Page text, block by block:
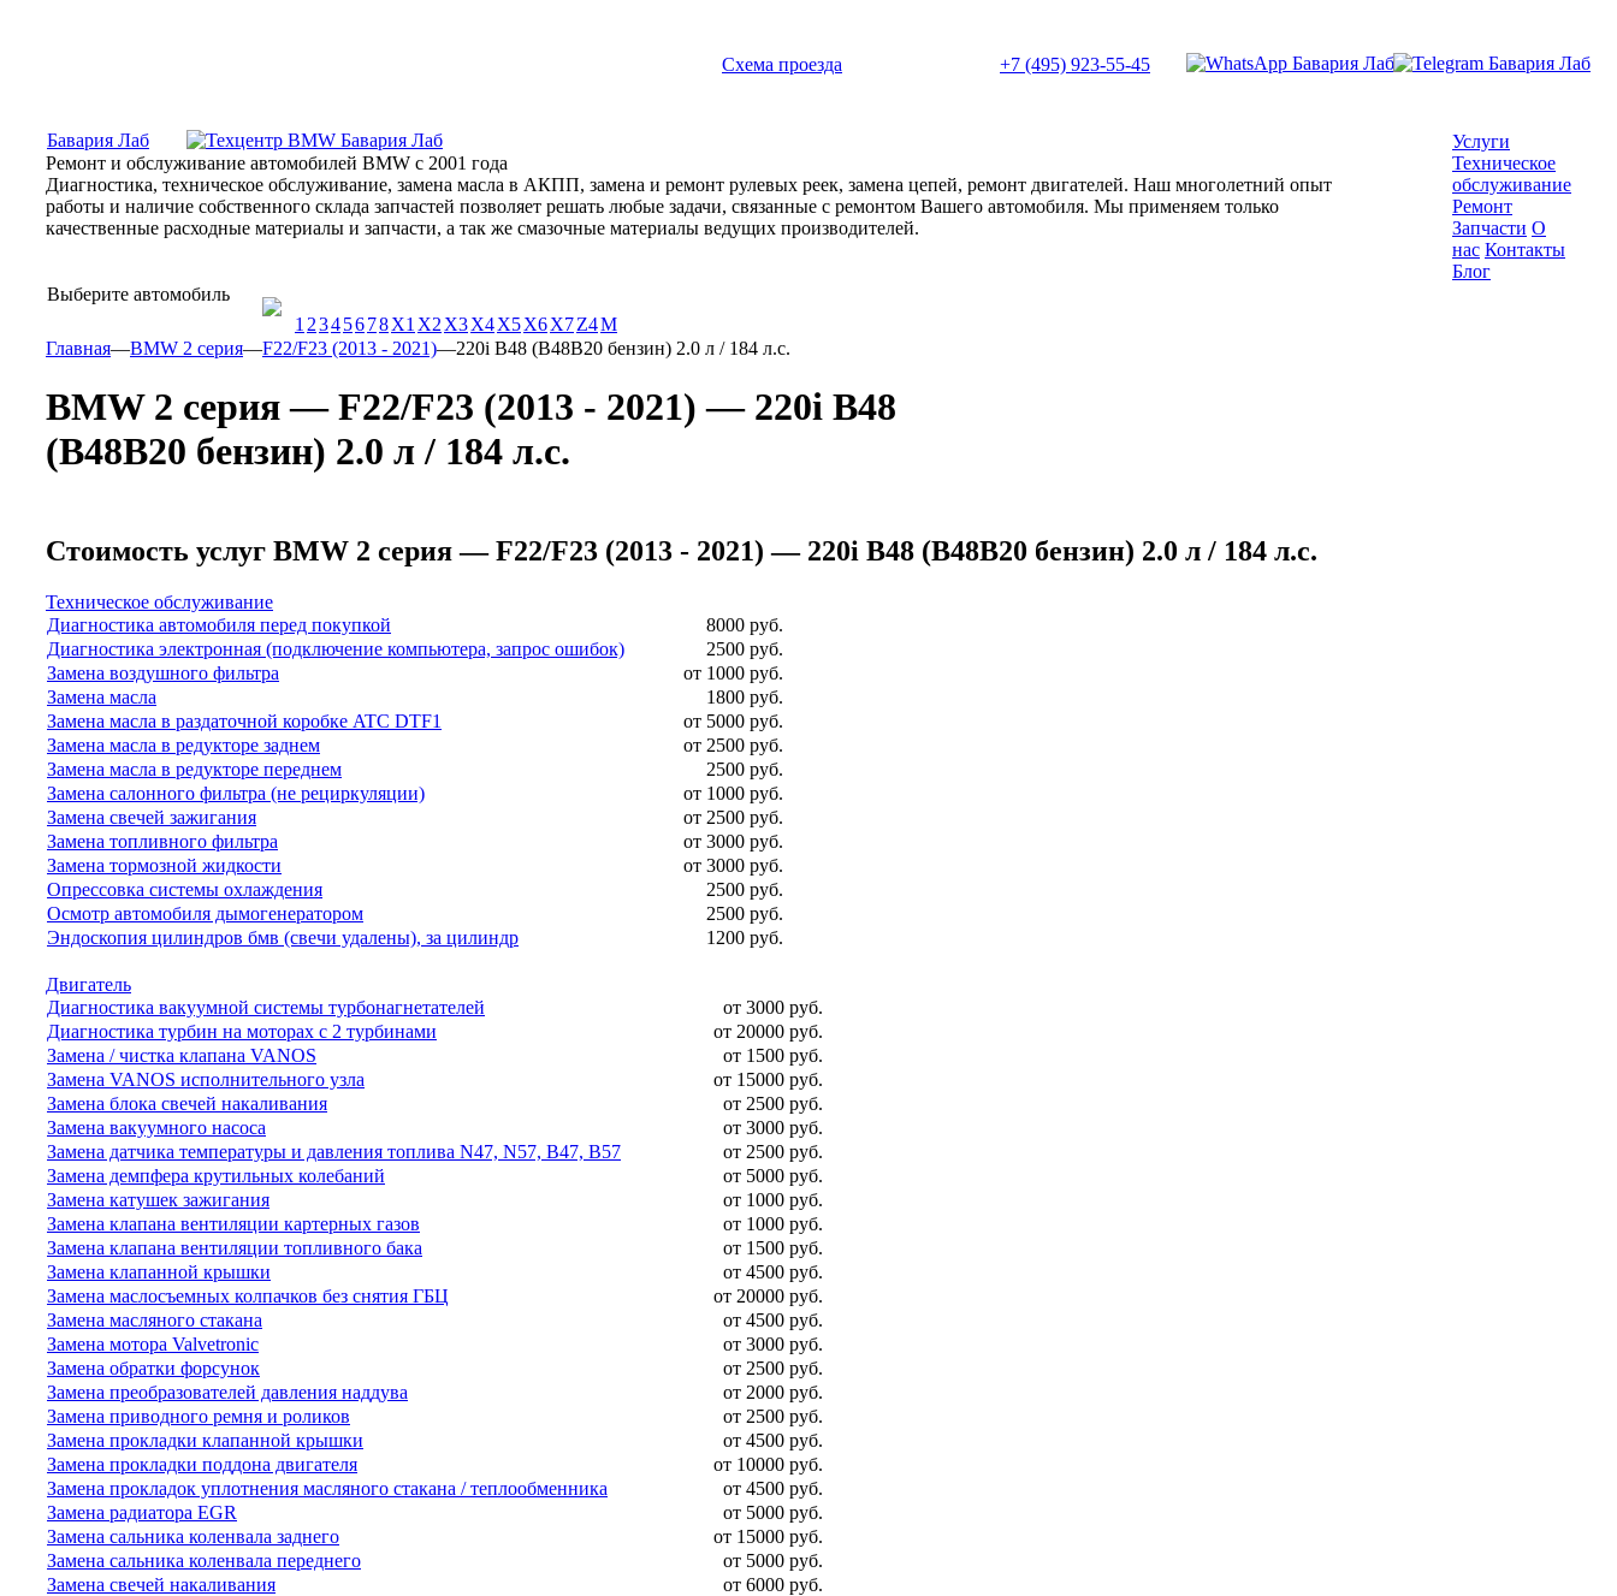
Схема проезда +7 (495) 923-55-45
Бавария Лаб
Ремонт и обслуживание автомобилей BMW с 2001 года
Диагностика, техническое обслуживание, замена масла в АКПП, замена и ремонт рулевых реек, замена цепей, ремонт двигателей. Наш многолетний опыт
работы и наличие собственного склада запчастей позволяет решать любые задачи, связанные с ремонтом Вашего автомобиля. Мы применяем только
качественные расходные материалы и запчасти, а так же смазочные материалы ведущих производителей.
Услуги
Техническое
обслуживание
Ремонт
Запчасти О
нас Контакты
Блог
Выберите автомобиль
1 2345678X1 X2 X3X4X5X6X7Z4М
Главная—BMW 2 серия—F22/F23 (2013 - 2021)—220i B48 (B48B20 бензин) 2.0 л / 184 л.с.
BMW 2 серия — F22/F23 (2013 - 2021) — 220i B48
(B48B20 бензин) 2.0 л / 184 л.с.
Стоимость услуг BMW 2 серия — F22/F23 (2013 - 2021) — 220i B48 (B48B20 бензин) 2.0 л / 184 л.с.
Техническое обслуживание
Диагностика автомобиля перед покупкой
8000 руб.
Диагностика электронная (подключение компьютера, запрос ошибок)
2500 руб.
Замена воздушного фильтра
от 1000 руб.
Замена масла
1800 руб.
Замена масла в раздаточной коробке ATC DTF1
от 5000 руб.
Замена масла в редукторе заднем
от 2500 руб.
Замена масла в редукторе переднем
2500 руб.
Замена салонного фильтра (не рециркуляции)
от 1000 руб.
Замена свечей зажигания
от 2500 руб.
Замена топливного фильтра
от 3000 руб.
Замена тормозной жидкости
от 3000 руб.
Опрессовка системы охлаждения
2500 руб.
Осмотр автомобиля дымогенератором
2500 руб.
Эндоскопия цилиндров бмв (свечи удалены), за цилиндр
1200 руб.
Двигатель
Диагностика вакуумной системы турбонагнетателей
от 3000 руб.
Диагностика турбин на моторах с 2 турбинами
от 20000 руб.
Замена / чистка клапана VANOS
от 1500 руб.
Замена VANOS исполнительного узла
от 15000 руб.
Замена блока свечей накаливания
от 2500 руб.
Замена вакуумного насоса
от 3000 руб.
Замена датчика температуры и давления топлива N47, N57, B47, B57
от 2500 руб.
Замена демпфера крутильных колебаний
от 5000 руб.
Замена катушек зажигания
от 1000 руб.
Замена клапана вентиляции картерных газов
от 1000 руб.
Замена клапана вентиляции топливного бака
от 1500 руб.
Замена клапанной крышки
от 4500 руб.
Замена маслосъемных колпачков без снятия ГБЦ
от 20000 руб.
Замена масляного стакана
от 4500 руб.
Замена мотора Valvetronic
от 3000 руб.
Замена обратки форсунок
от 2500 руб.
Замена преобразователей давления наддува
от 2000 руб.
Замена приводного ремня и роликов
от 2500 руб.
Замена прокладки клапанной крышки
от 4500 руб.
Замена прокладки поддона двигателя
от 10000 руб.
Замена прокладок уплотнения масляного стакана / теплообменника
от 4500 руб.
Замена радиатора EGR
от 5000 руб.
Замена сальника коленвала заднего
от 15000 руб.
Замена сальника коленвала переднего
от 5000 руб.
Замена свечей накаливания
от 6000 руб.